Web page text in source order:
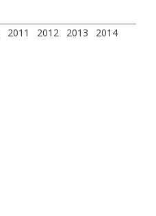
2011 2012 2013
2014